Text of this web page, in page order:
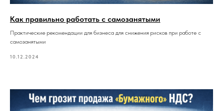
Как правильно работать с самозанятыми
Практические рекомендации для бизнеса для снижения рисков при работе с
самозанятыми
10.12.2024